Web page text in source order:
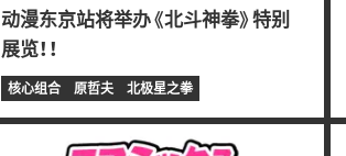
动漫东京站将举办《北斗神拳》特别
展览！！
核心组合 原哲夫 北极星之拳